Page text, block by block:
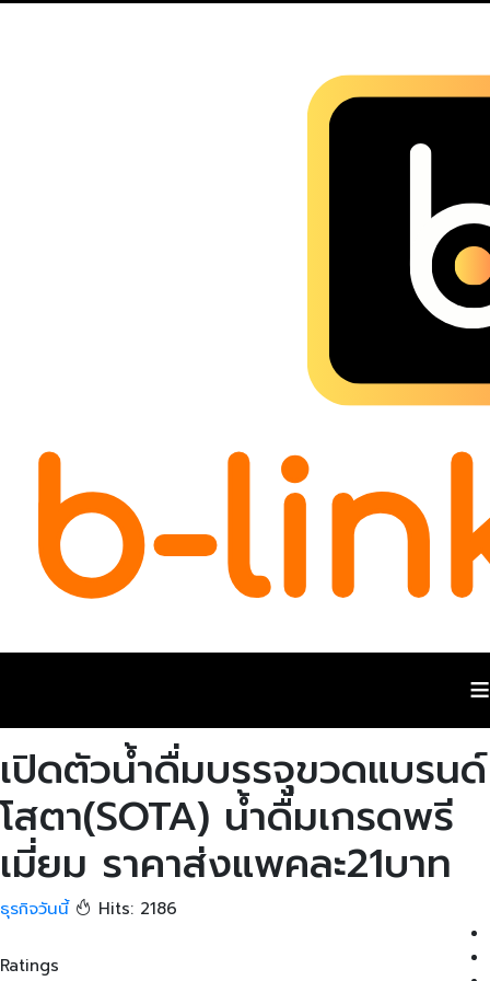
≡
เปิดตัวน้ำดื่มบรรจุขวดแบรนด์
โสตา(SOTA) น้ำดื้มเกรดพรี
เมี่ยม ราคาส่งแพคละ21บาท
ธุรกิจวันนี้ Hits: 2186
Ratings